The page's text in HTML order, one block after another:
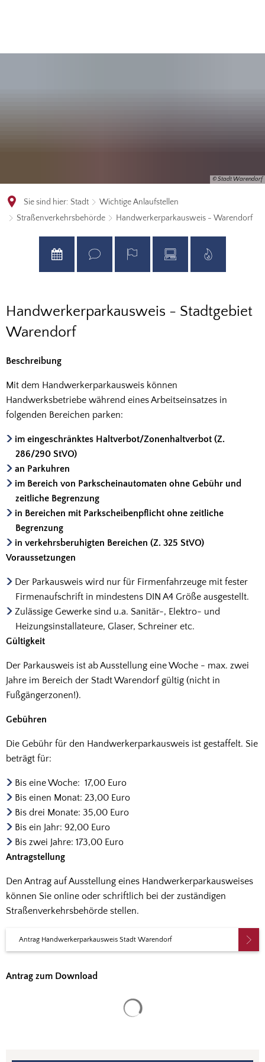
© Stadt Warendorf
Sie sind hier: Stadt
Wichtige Anlaufstellen
Straßenverkehrsbehörde
Handwerkerparkausweis - Warendorf
Handwerkerparkausweis
-
Warendorf
Handwerkerparkausweis - Stadtgebiet
Warendorf
Beschreibung
Mit dem Handwerkerparkausweis können
Handwerksbetriebe während eines Arbeitseinsatzes in
folgenden Bereichen parken:
im eingeschränktes Haltverbot/Zonenhaltverbot (Z.
286/290 StVO)
an Parkuhren
im Bereich von Parkscheinautomaten ohne Gebühr und
zeitliche Begrenzung
in Bereichen mit Parkscheibenpflicht ohne zeitliche
Begrenzung
in verkehrsberuhigten Bereichen (Z. 325 StVO)
Voraussetzungen
Der Parkausweis wird nur für Firmenfahrzeuge mit fester
Firmenaufschrift in mindestens DIN A4 Größe ausgestellt.
Zulässige Gewerke sind u.a. Sanitär-, Elektro- und
Heizungsinstallateure, Glaser, Schreiner etc.
Gültigkeit
Der Parkausweis ist ab Ausstellung eine Woche - max. zwei
Jahre im Bereich der Stadt Warendorf gültig (nicht in
Fußgängerzonen!).
Gebühren
Die Gebühr für den Handwerkerparkausweis ist gestaffelt. Sie
beträgt für:
Bis eine Woche: 17,00 Euro
Bis einen Monat: 23,00 Euro
Bis drei Monate: 35,00 Euro
Bis ein Jahr: 92,00 Euro
Bis zwei Jahre: 173,00 Euro
Antragstellung
Den Antrag auf Ausstellung eines Handwerkerparkausweises
können Sie online oder schriftlich bei der zuständigen
Straßenverkehrsbehörde stellen.
Antrag Handwerkerparkausweis Stadt Warendorf
Antrag zum Download